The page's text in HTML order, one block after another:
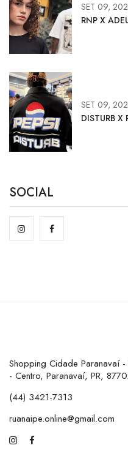
SET 09,
RNP X
SET 09,
DISTURB X
SOCIAL
Shopping Cidade Paranavaí
- Centro, Paranavaí, PR,
(44) 3421-7313
ruanaipe.online@gmail.com